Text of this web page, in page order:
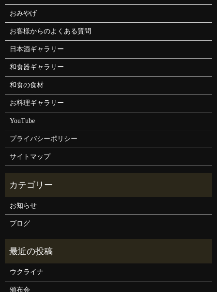
おみやげ
お客様からのよくある質問
日本酒ギャラリー
和食器ギャラリー
和食の食材
お料理ギャラリー
YouTube
プライバシーポリシー
サイトマップ
お知らせ
ブログ
ウクライナ
頒布会